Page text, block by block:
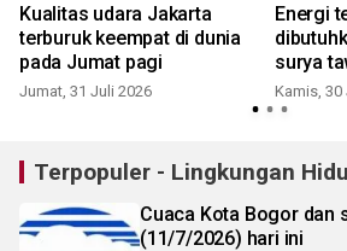
Kualitas udara Jakarta
terburuk keempat di dunia
pada Jumat pagi
Jumat, 31 Juli 2026
Energi
surya
hemat
Kamis, 30
Terpopuler - Lingkungan
Cuaca Kota Bogor dan
(11/7/2026) hari ini